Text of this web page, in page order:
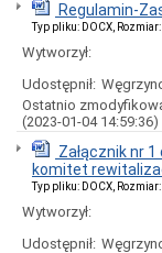
Dyżury
Biurze
Rady
Miejskiej
Składy
komisji
stałych
doraźnych
Sesje
Rady
Miejskiej
Regulamin-
Typ pliku: DOCX, Rozmiar:
Wytworzył:
Udostępnił:
Ostatnio
(2023-01-04 14:59:36)
Załącznik nr
komitet
Typ pliku: DOCX, Rozmiar:
Wytworzył:
Udostępnił: